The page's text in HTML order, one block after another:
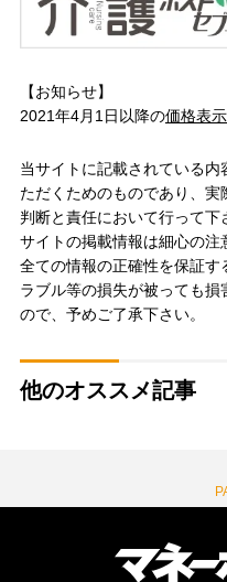
【お知らせ】
2021年4月1日以降の価格表
当サイトに記載されている
ただくためのものであり、
判断と責任において行って
サイトの掲載情報は細心の
全ての情報の正確性を保証す
ラブル等の損失が被っても
ので、予めご了承下さい。
他のオススメ記事